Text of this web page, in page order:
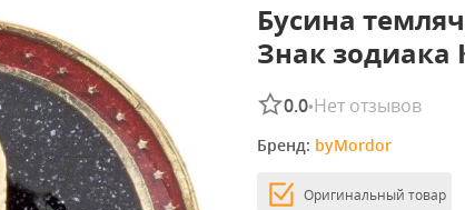
Бусина
Знак зодиака
0.0•Нет отзывов
Бренд: byMordor
Оригинальный товар